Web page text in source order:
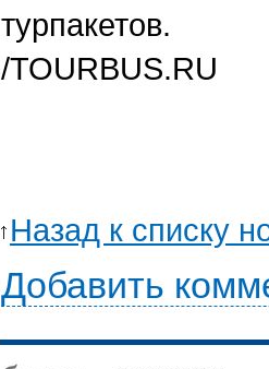
турпакетов.
/TOURBUS.RU
Назад к списку
Добавить